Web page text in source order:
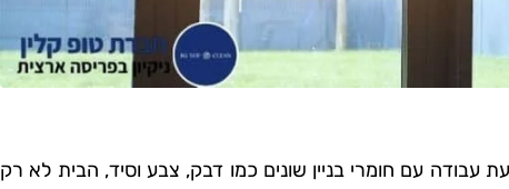
עבודה עם חומרי בניין שונים כמו דבק, צבע וסיד, הבית לא רק